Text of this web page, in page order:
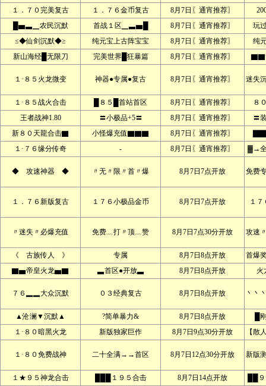
１．７０完美复古 １．７６金币复古 8月7日〖通宵推荐〗
█▅▃▁农民沉默
首战１区▁▃▅█ 8月7日〖通宵推荐〗
玩
≤◆仙剑沉默◆≥
纯元宝上古阵宝宝 8月7日〖通宵推荐〗
纯
新山海经█无限刀
完美世界█狂暴篇 8月7日〖通宵推荐〗
１·８５火龙微变 神器●专属●复古 8月7日〖通宵推荐〗 迷失
１·８５战火合击 █８５█首站首区 8月7日〖通宵推荐〗
８
王者战神1.80
〓小极品+5〓 8月7日〖通宵推荐〗
〓
新８０天龍合击▇
小怪爆充值▇▇▇ 8月7日〖通宵推荐〗
１·７６缘分传奇
- 8月7日〖通宵推荐〗 ▓→
◆ 攻速神器 ◆ 〃无〃限〃首〃爆 8月7日7点开放 免费
１．７６新版复古 １７６小极品金币 8月7日7点开放 １
〃迷失〃必爆充值 免费﹏打〃顶﹏赞 8月7日7点30分开放 攻速
《 古族传人 》 专属 8月7日8点开放
首爆
▇▅帝皇火龙▅▇
▃首区●开放▃ 8月7日8点开放 火
７６▂▂大众沉默 ０３经典复古 8月7日8点开放 丶丶
▲沧澜▼沉默▲ ?简单暴力& 8月7日8点开放
█
１·８０暗黑火龙
新版独家巨作 8月7日9点30分开放 【散
１·８０免费战神 二十全满→→首区 8月7日12点30分开放 新版
１★９５神龙合击 ███１９５合击 8月7日14点开放
██